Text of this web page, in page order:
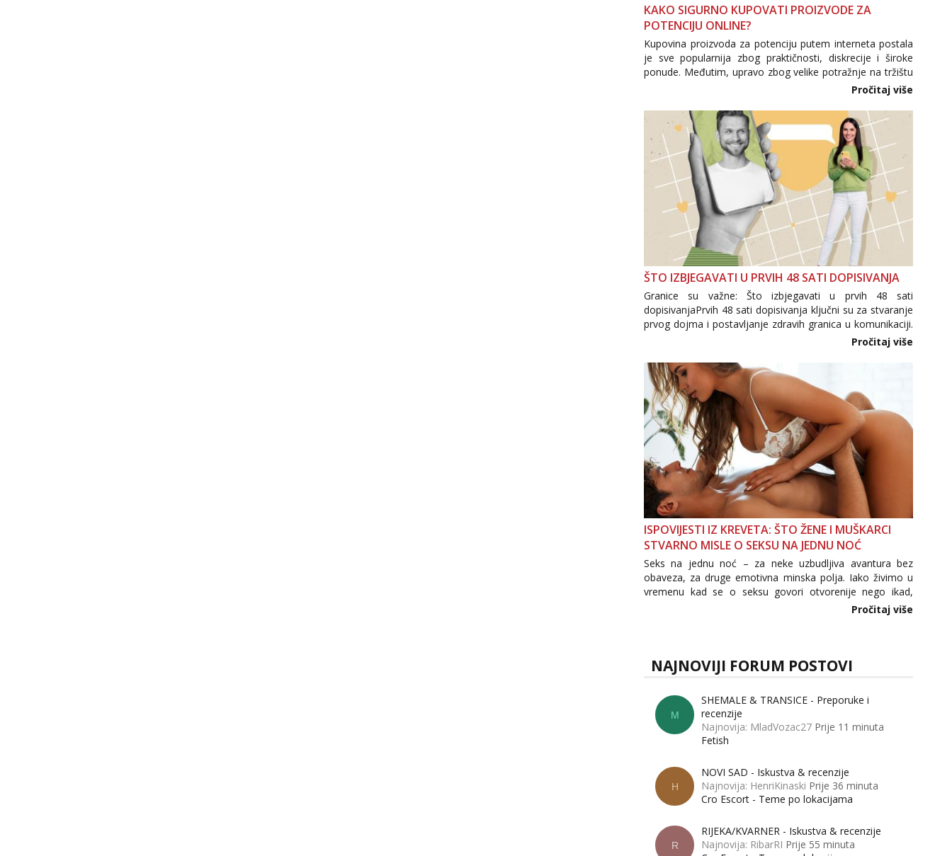
KAKO SIGURNO KUPOVATI PROIZVODE ZA
POTENCIJU ONLINE?
Kupovina proizvoda za potenciju putem interneta postala
je sve popularnija zbog praktičnosti, diskrecije i široke
ponude. Međutim, upravo zbog velike potražnje na tržištu
se pojavljuju i brojni krivotvoreni proizvodi, nepouzdane
internetske trgovine te proizvodi nepoznatog podrijetla. ...
Pročitaj više
ŠTO IZBJEGAVATI U PRVIH 48 SATI DOPISIVANJA
Granice su važne: Što izbjegavati u prvih 48 sati
dopisivanjaPrvih 48 sati dopisivanja ključni su za stvaranje
prvog dojma i postavljanje zdravih granica u komunikaciji.
Važno je izbjeći prebrzo otkrivanje osobnih ili intimnih
informacija, jer nepoznata osoba još nije zaslužila to
povjerenje. Takođe...
Pročitaj više
ISPOVIJESTI IZ KREVETA: ŠTO ŽENE I MUŠKARCI
STVARNO MISLE O SEKSU NA JEDNU NOĆ
Seks na jednu noć – za neke uzbudljiva avantura bez
obaveza, za druge emotivna minska polja. Iako živimo u
vremenu kad se o seksu govori otvorenije nego ikad,
tema „jedne noći strasti“ i dalje izaziva burne rasprave. Što
Pročitaj više
NAJNOVIJI FORUM POSTOVI
M
SHEMALE & TRANSICE - Preporuke i
recenzije
Najnovija: MladVozac27 Prije 11 minuta
Fetish
H
NOVI SAD - Iskustva & recenzije
Najnovija: HenriKinaski Prije 36 minuta
Cro Escort - Teme po lokacijama
R
RIJEKA/KVARNER - Iskustva & recenzije
Najnovija: RibarRI Prije 55 minuta